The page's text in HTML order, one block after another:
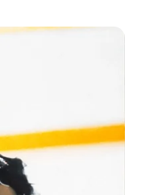
que le
informado, por
de Alerta.